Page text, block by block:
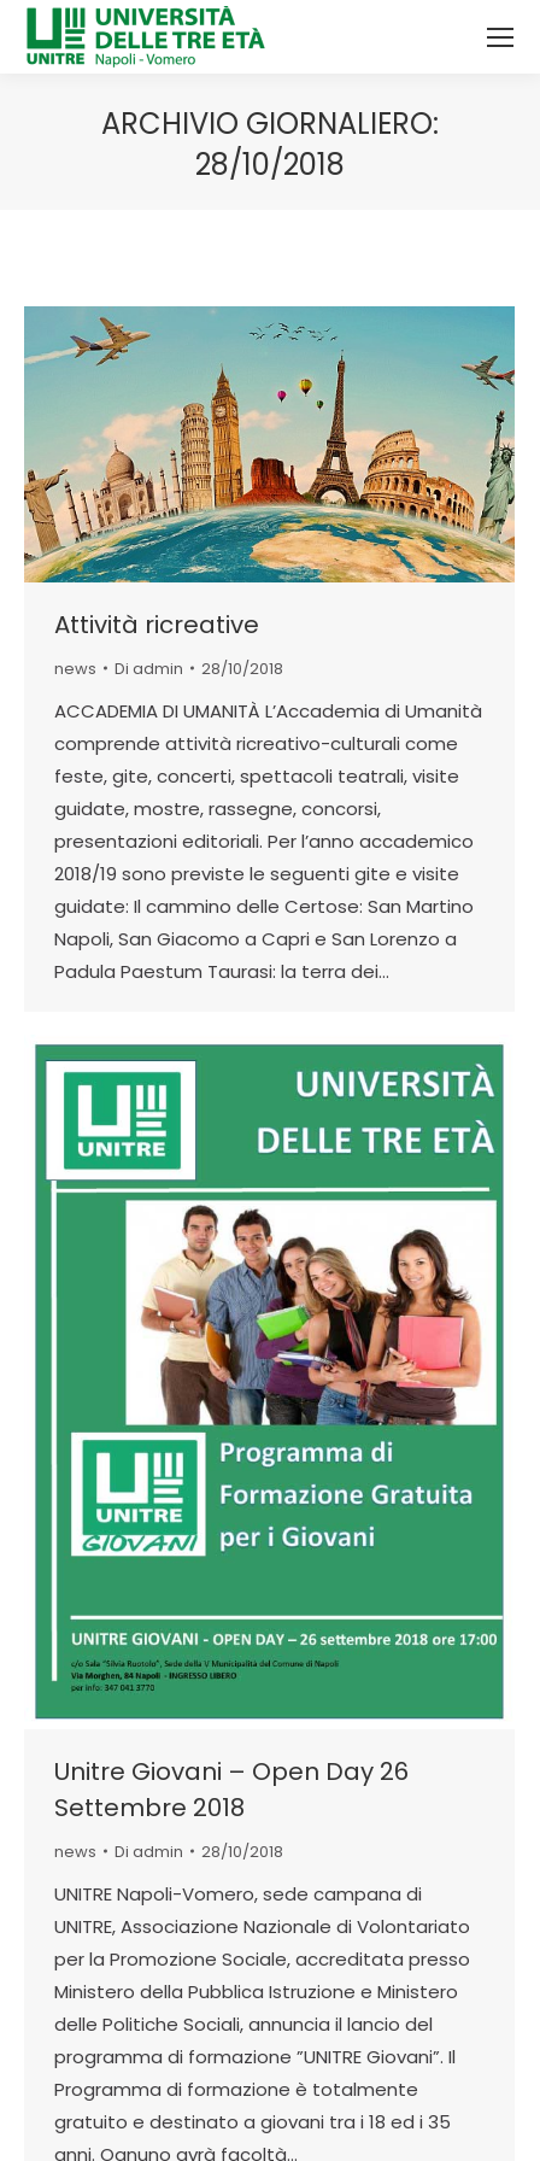
ARCHIVIO GIORNALIERO:
28/10/2018
Attività ricreative
news Di admin 28/10/2018
ACCADEMIA DI UMANITÀ L’Accademia di Umanità
comprende attività ricreativo-culturali come
feste, gite, concerti, spettacoli teatrali, visite
guidate, mostre, rassegne, concorsi,
presentazioni editoriali. Per l’anno accademico
2018/19 sono previste le seguenti gite e visite
guidate: Il cammino delle Certose: San Martino
Napoli, San Giacomo a Capri e San Lorenzo a
Padula Paestum Taurasi: la terra dei…
Unitre Giovani – Open Day 26
Settembre 2018
news Di admin 28/10/2018
UNITRE Napoli-Vomero, sede campana di
UNITRE, Associazione Nazionale di Volontariato
per la Promozione Sociale, accreditata presso
Ministero della Pubblica Istruzione e Ministero
delle Politiche Sociali, annuncia il lancio del
programma di formazione ”UNITRE Giovani”. Il
Programma di formazione è totalmente
gratuito e destinato a giovani tra i 18 ed i 35
anni. Ognuno avrà facoltà…